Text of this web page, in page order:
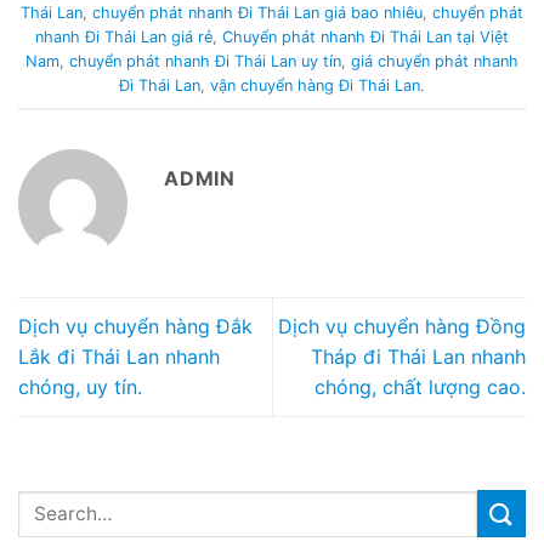
Thái Lan, chuyển phát nhanh Đi Thái Lan giá bao nhiêu, chuyển phát
nhanh Đi Thái Lan giá rẻ, Chuyển phát nhanh Đi Thái Lan tại Việt
Nam, chuyển phát nhanh Đi Thái Lan uy tín, giá chuyển phát nhanh
Đi Thái Lan, vận chuyển hàng Đi Thái Lan.
ADMIN
Dịch vụ chuyển hàng Đắk
Lắk đi Thái Lan nhanh
chóng, uy tín.
Dịch vụ chuyển hàng Đồng
Tháp đi Thái Lan nhanh
chóng, chất lượng cao.